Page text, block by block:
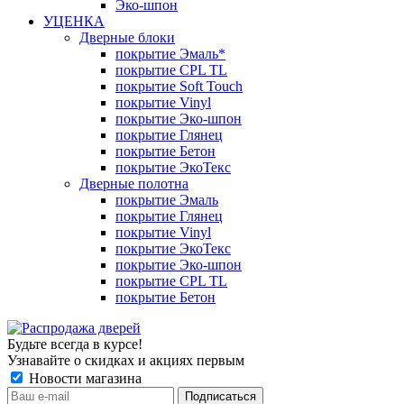
Эко-шпон
УЦЕНКА
Дверные блоки
покрытие Эмаль*
покрытие CPL TL
покрытие Soft Touch
покрытие Vinyl
покрытие Эко-шпон
покрытие Глянец
покрытие Бетон
покрытие ЭкоТекс
Дверные полотна
покрытие Эмаль
покрытие Глянец
покрытие Vinyl
покрытие ЭкоТекс
покрытие Эко-шпон
покрытие CPL TL
покрытие Бетон
Будьте всегда в курсе!
Узнавайте о скидках и акциях первым
Новости магазина